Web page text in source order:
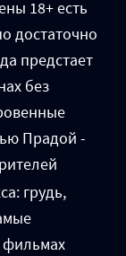
18+ есть
достаточно
предстает
без
Прадой -
грудь,
фильмах